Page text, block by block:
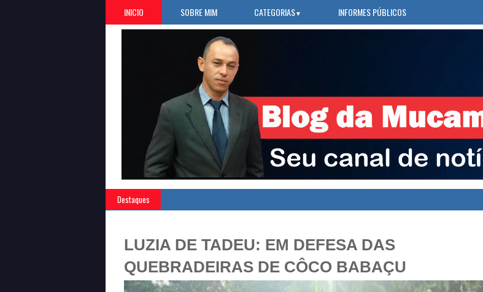
INICIO SOBRE MIM CATEGORIAS▼ INFORMES PÚBLICOS
Destaques
LUZIA DE TADEU: EM DEFESA DAS
QUEBRADEIRAS DE CÔCO BABAÇU